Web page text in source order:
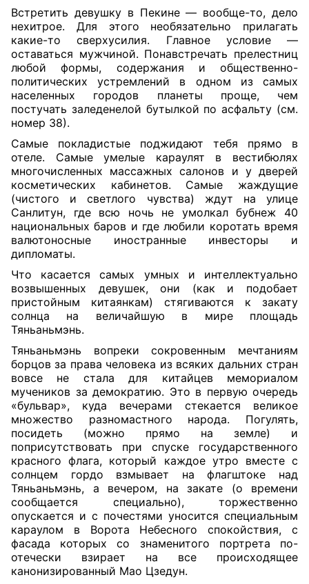
Встретить девушку в Пекине — вообще-то, дело
нехитрое. Для этого необязательно прилагать
какие-то сверхусилия. Главное условие —
оставаться мужчиной. Понавстречать прелестниц
любой формы, содержания и общественно-
политических устремлений в одном из самых
населенных городов планеты проще, чем
постучать заледенелой бутылкой по асфальту (см.
номер 38).
Самые покладистые поджидают тебя прямо в
отеле. Самые умелые караулят в вестибюлях
многочисленных массажных салонов и у дверей
косметических кабинетов. Самые жаждущие
(чистого и светлого чувства) ждут на улице
Санлитун, где всю ночь не умолкал бубнеж 40
национальных баров и где любили коротать время
валютоносные иностранные инвесторы и
дипломаты.
Что касается самых умных и интеллектуально
возвышенных девушек, они (как и подобает
пристойным китаянкам) стягиваются к закату
солнца на величайшую в мире площадь
Тяньаньмэнь.
Тяньаньмэнь вопреки сокровенным мечтаниям
борцов за права человека из всяких дальних стран
вовсе не стала для китайцев мемориалом
мучеников за демократию. Это в первую очередь
«бульвар», куда вечерами стекается великое
множество разномастного народа. Погулять,
посидеть (можно прямо на земле) и
поприсутствовать при спуске государственного
красного флага, который каждое утро вместе с
солнцем гордо взмывает на флагштоке над
Тяньаньмэнь, а вечером, на закате (о времени
сообщается специально), торжественно
опускается и с почестями уносится специальным
караулом в Ворота Небесного спокойствия, с
фасада которых со знаменитого портрета по-
отечески взирает на все происходящее
канонизированный Мао Цзедун.